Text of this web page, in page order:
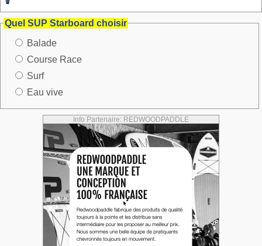
Quel SUP Starboard choisir
Balade
Course Race
Surf
Eau vive
Info Partenaire: REDWOODPADDLE